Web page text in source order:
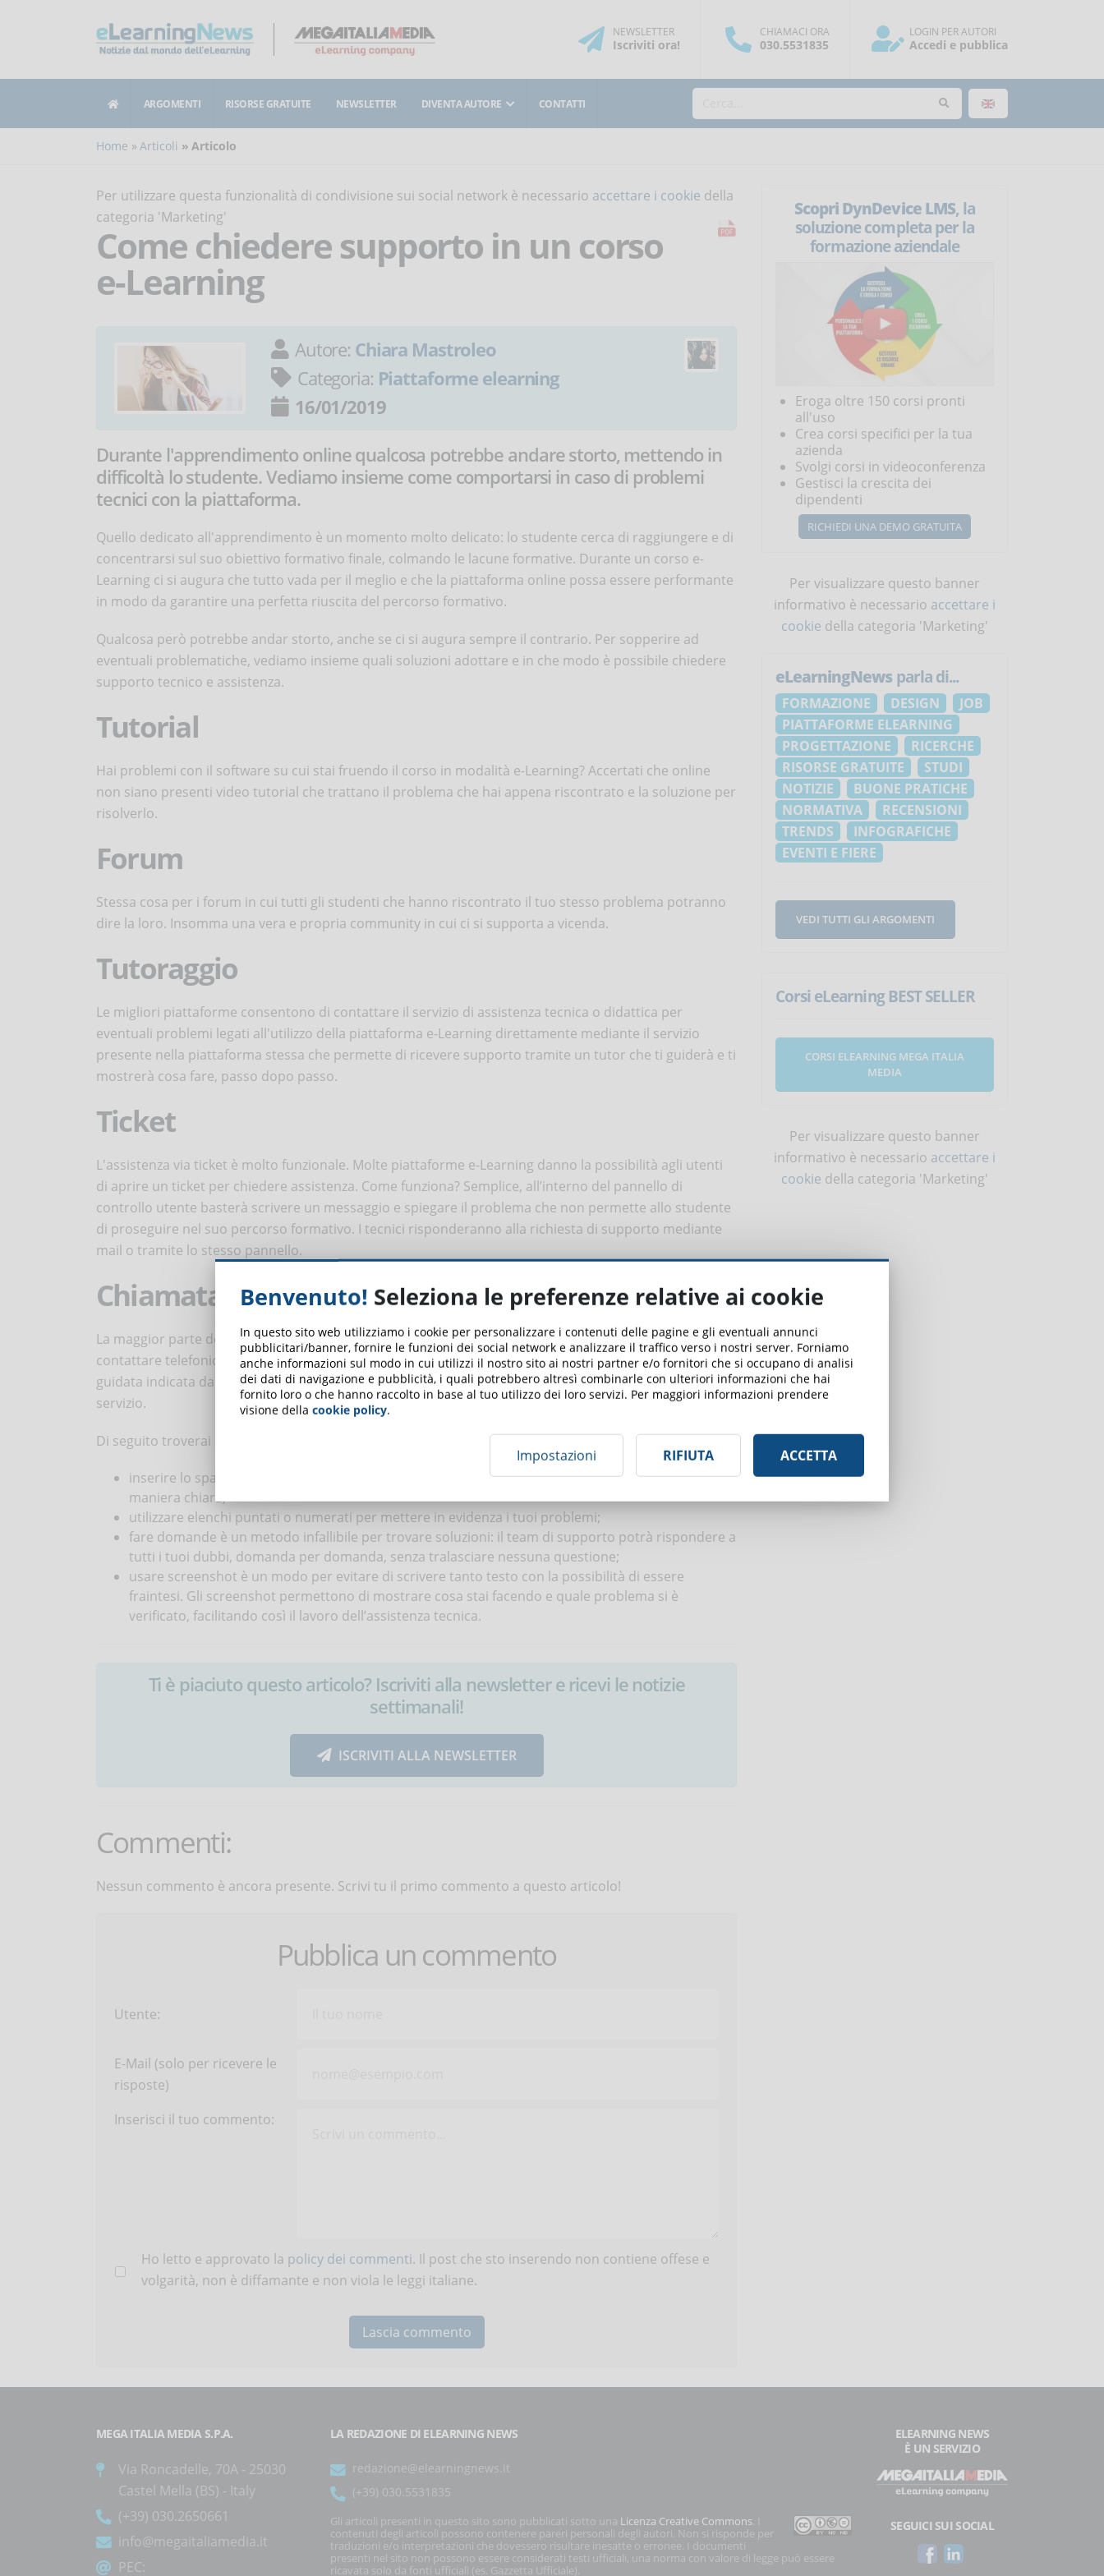
NEWSLETTER
Iscriviti ora!
CHIAMACI ORA
030.5531835
LOGIN PER AUTORI
Accedi e pubblica
ARGOMENTI RISORSE GRATUITE NEWSLETTER DIVENTA AUTORE CONTATTI
Home Articoli Articolo
Per utilizzare questa funzionalità di condivisione sui social network è necessario accettare i cookie della
categoria 'Marketing'
Come chiedere supporto in un corso
e-Learning
Autore: Chiara Mastroleo
Categoria: Piattaforme elearning
16/01/2019
Durante l'apprendimento online qualcosa potrebbe andare storto, mettendo in
difficoltà lo studente. Vediamo insieme come comportarsi in caso di problemi
tecnici con la piattaforma.
Quello dedicato all'apprendimento è un momento molto delicato: lo studente cerca di raggiungere e di
concentrarsi sul suo obiettivo formativo finale, colmando le lacune formative. Durante un corso e-
Learning ci si augura che tutto vada per il meglio e che la piattaforma online possa essere performante
in modo da garantire una perfetta riuscita del percorso formativo.
Qualcosa però potrebbe andar storto, anche se ci si augura sempre il contrario. Per sopperire ad
eventuali problematiche, vediamo insieme quali soluzioni adottare e in che modo è possibile chiedere
supporto tecnico e assistenza.
Tutorial
Hai problemi con il software su cui stai fruendo il corso in modalità e-Learning? Accertati che online
non siano presenti video tutorial che trattano il problema che hai appena riscontrato e la soluzione per
risolverlo.
Forum
Stessa cosa per i forum in cui tutti gli studenti che hanno riscontrato il tuo stesso problema potranno
dire la loro. Insomma una vera e propria community in cui ci si supporta a vicenda.
Tutoraggio
Le migliori piattaforme consentono di contattare il servizio di assistenza tecnica o didattica per
eventuali problemi legati all'utilizzo della piattaforma e-Learning direttamente mediante il servizio
presente nella piattaforma stessa che permette di ricevere supporto tramite un tutor che ti guiderà e ti
mostrerà cosa fare, passo dopo passo.
Ticket
L'assistenza via ticket è molto funzionale. Molte piattaforme e-Learning danno la possibilità agli utenti
di aprire un ticket per chiedere assistenza. Come funziona? Semplice, all’interno del pannello di
controllo utente basterà scrivere un messaggio e spiegare il problema che non permette allo studente
di proseguire nel suo percorso formativo. I tecnici risponderanno alla richiesta di supporto mediante
mail o tramite lo stesso pannello.
Chiamata
La maggior parte delle piattaforme online presenta un numero di assistenza clienti. Tuttavia, prima di
contattare telefonicamente il supporto tecnico per esporre il tuo problema e seguire la procedura
guidata indicata dal call center, assicurati che il tuo canone annuale/mensile comprenda questo
servizio.
Di seguito troverai dei consigli su come esporre efficacemente un problema:
inserire lo spazio necessario tra i vari paragrafi in modo che si possa leggere il messaggio in
maniera chiara;
utilizzare elenchi puntati o numerati per mettere in evidenza i tuoi problemi;
fare domande è un metodo infallibile per trovare soluzioni: il team di supporto potrà rispondere a
tutti i tuoi dubbi, domanda per domanda, senza tralasciare nessuna questione;
usare screenshot è un modo per evitare di scrivere tanto testo con la possibilità di essere
fraintesi. Gli screenshot permettono di mostrare cosa stai facendo e quale problema si è
verificato, facilitando così il lavoro dell’assistenza tecnica.
Ti è piaciuto questo articolo? Iscriviti alla newsletter e ricevi le notizie
settimanali!
ISCRIVITI ALLA NEWSLETTER
Commenti:
Nessun commento è ancora presente. Scrivi tu il primo commento a questo articolo!
Pubblica un commento
Utente:
E-Mail (solo per ricevere le
risposte)
Inserisci il tuo commento:
Ho letto e approvato la policy dei commenti. Il post che sto inserendo non contiene offese e
volgarità, non è diffamante e non viola le leggi italiane.
Scopri DynDevice LMS, la
soluzione completa per la
formazione aziendale
Eroga oltre 150 corsi pronti
all'uso
Crea corsi specifici per la tua
azienda
Svolgi corsi in videoconferenza
Gestisci la crescita dei
dipendenti
RICHIEDI UNA DEMO GRATUITA
Per visualizzare questo banner
informativo è necessario accettare i
cookie della categoria 'Marketing'
eLearningNews parla di...
FORMAZIONE DESIGN
JOB
PIATTAFORME ELEARNING
PROGETTAZIONE
RICERCHE
RISORSE GRATUITE
STUDI
NOTIZIE
BUONE PRATICHE
NORMATIVA
RECENSIONI
TRENDS
INFOGRAFICHE
EVENTI E FIERE
VEDI TUTTI GLI ARGOMENTI
Corsi eLearning BEST SELLER
CORSI ELEARNING MEGA ITALIA
MEDIA
Per visualizzare questo banner
informativo è necessario accettare i
cookie della categoria 'Marketing'
MEGA ITALIA MEDIA S.P.A.
Via Roncadelle, 70A - 25030
Castel Mella (BS) - Italy
(+39) 030.2650661
info@megaitaliamedia.it
PEC:
LA REDAZIONE DI ELEARNING NEWS
redazione@elearningnews.it
(+39) 030.5531835
Gli articoli presenti in questo sito sono pubblicati sotto una Licenza Creative Commons
contenuti degli articoli possono contenere pareri personali degli autori. Non si risponde per
traduzioni e/o interpretazioni che dovessero risultare inesatte o erronee. I documenti
presenti nel sito non possono essere considerati testi ufficiali, una norma con valore di legge può essere
ricavata solo da fonti ufficiali (es. Gazzetta Ufficiale).
ELEARNING NEWS
È UN SERVIZIO
SEGUICI SUI SOCIAL
Benvenuto! Seleziona le preferenze relative ai cookie
In questo sito web utilizziamo i cookie per personalizzare i contenuti delle pagine e gli eventuali annunci
pubblicitari/banner, fornire le funzioni dei social network e analizzare il traffico verso i nostri server. Forniamo
anche informazioni sul modo in cui utilizzi il nostro sito ai nostri partner e/o fornitori che si occupano di analisi
dei dati di navigazione e pubblicità, i quali potrebbero altresì combinarle con ulteriori informazioni che hai
fornito loro o che hanno raccolto in base al tuo utilizzo dei loro servizi. Per maggiori informazioni prendere
visione della cookie policy.
Impostazioni RIFIUTA ACCETTA